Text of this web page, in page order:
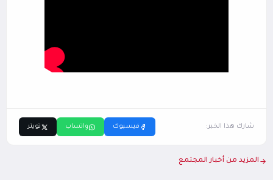
شارك هذا الخبر: فيسبوك واتساب تويتر
المزيد من أخبار المجتمع